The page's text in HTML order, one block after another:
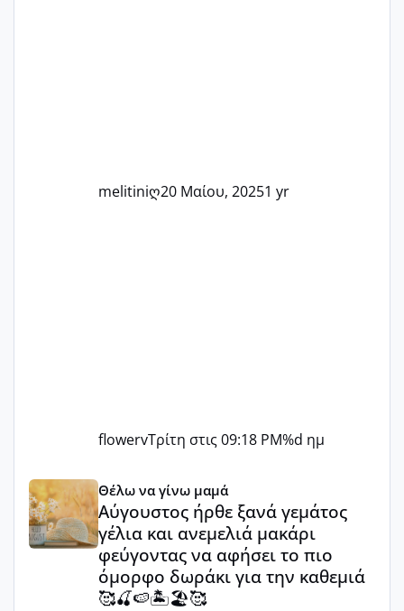
melitiniღ20 Μαίου, 20251 yr
flowervΤρίτη στις 09:18 PM%d ημ
Αύγουστος ήρθε ξανά γεμάτος γέλια και ανεμελιά
Θέλω να γίνω μαμά
Αύγουστος ήρθε ξανά γεμάτος
γέλια και ανεμελιά μακάρι
φεύγοντας να αφήσει το πιο
όμορφο δωράκι για την καθεμιά
🥰🍒🍉🏝️🏖️🥰